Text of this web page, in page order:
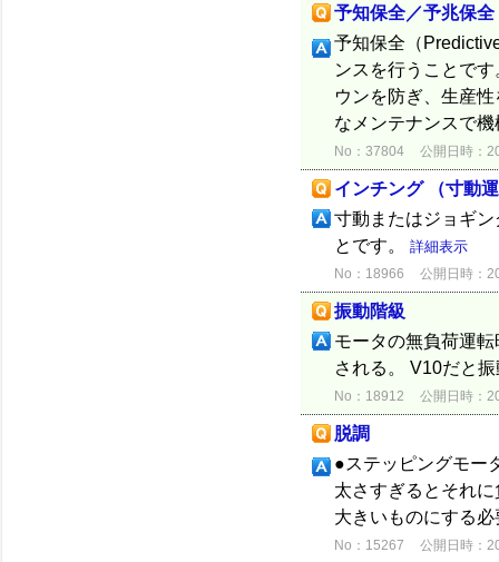
予知保全／予兆保全
予知保全（
ンスを行うことで
ウンを防ぎ、生産
なメンテナンスで
No：37804 公開日時：
インチング （寸動
寸動またはジョギ
とです。 詳細表示
No：18966 公開日時：
振動階級
モータの無負荷運
される。 V10だと
No：18912 公開日時：
脱調
●ステッピングモー
太さすぎるとそれ
大きいものにする
No：15267 公開日時：